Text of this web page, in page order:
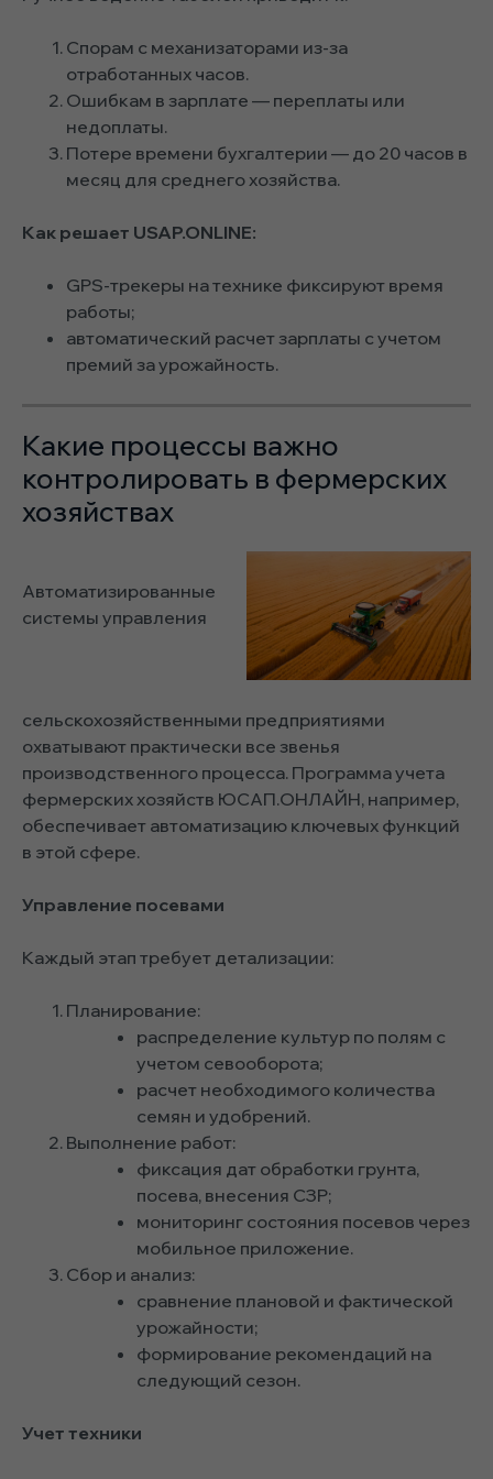
Спорам с механизаторами из-за
отработанных часов.
Ошибкам в зарплате — переплаты или
недоплаты.
Потере времени бухгалтерии — до 20 часов в
месяц для среднего хозяйства.
Как решает USAP.ONLINE:
GPS-трекеры на технике фиксируют время
работы;
автоматический расчет зарплаты с учетом
премий за урожайность.
Какие процессы важно
контролировать в фермерских
хозяйствах
Автоматизированные
системы управления
сельскохозяйственными предприятиями
охватывают практически все звенья
производственного процесса. Программа учета
фермерских хозяйств ЮСАП.ОНЛАЙН, например,
обеспечивает автоматизацию ключевых функций
в этой сфере.
Управление посевами
Каждый этап требует детализации:
Планирование:
распределение культур по полям с
учетом севооборота;
расчет необходимого количества
семян и удобрений.
Выполнение работ:
фиксация дат обработки грунта,
посева, внесения СЗР;
мониторинг состояния посевов через
мобильное приложение.
Сбор и анализ:
сравнение плановой и фактической
урожайности;
формирование рекомендаций на
следующий сезон.
Учет техники